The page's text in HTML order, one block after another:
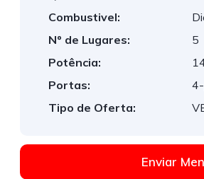
Combustivel:
Nº de Lugares:
5
Potência:
Portas:
Tipo de Oferta:
Enviar